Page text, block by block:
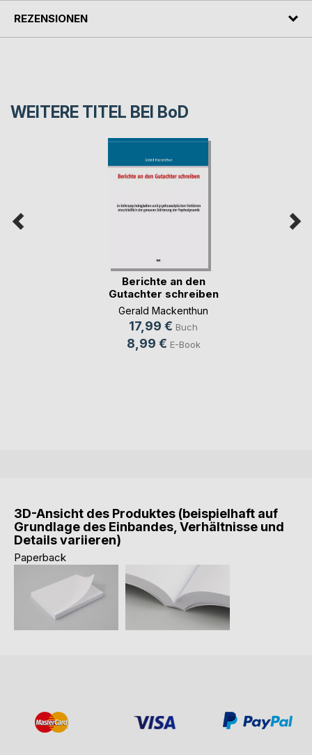
REZENSIONEN
WEITERE TITEL BEI BoD
Berichte an den
Gutachter schreiben
Gerald Mackenthun
17,99 € Buch
8,99 € E-Book
3D-Ansicht des Produktes (beispielhaft auf
Grundlage des Einbandes, Verhältnisse und
Details variieren)
Paperback